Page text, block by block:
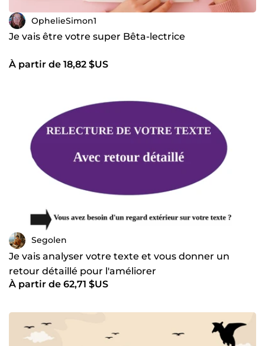
OphelieSimon1
Je vais être votre super Bêta-lectrice
À partir de 18,82 $US
Segolen
Je vais analyser votre texte et vous donner un
retour détaillé pour l'améliorer
À partir de 62,71 $US